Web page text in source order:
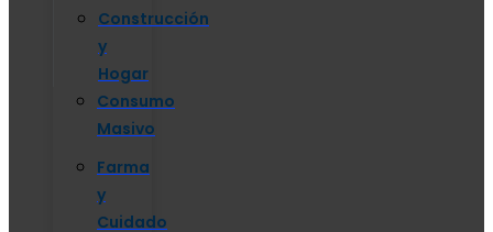
Construcción
y
Hogar
Consumo
Masivo
Farma
y
Cuidado